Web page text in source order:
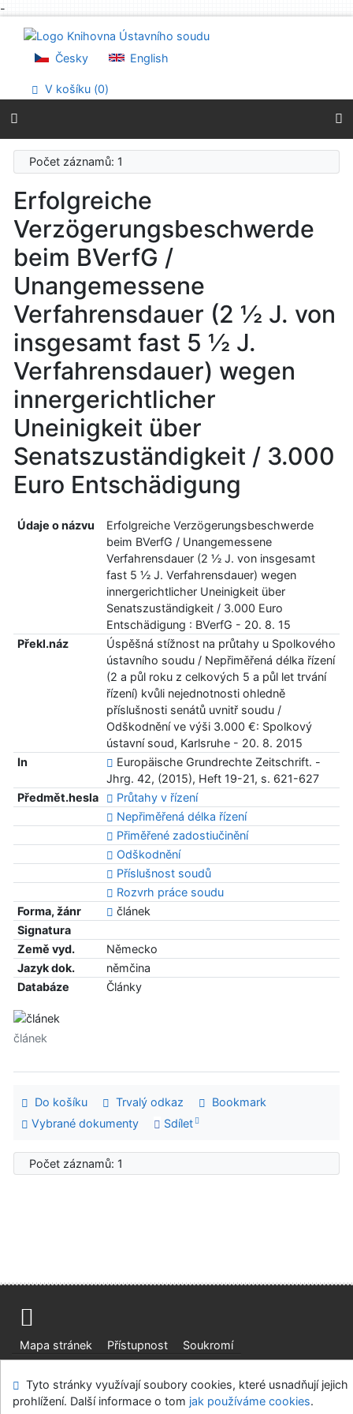
-
Přejít na menu
Prohlášení o webové přístupnosti
Česky English
V košíku (0)
Počet záznamů: 1
Erfolgreiche
Verzögerungsbeschwerde
beim BVerfG /
Unangemessene
Verfahrensdauer (2 ½ J. von
insgesamt fast 5 ½ J.
Verfahrensdauer) wegen
innergerichtlicher
Uneinigkeit über
Senatszuständigkeit / 3.000
Euro Entschädigung
Údaje o názvu
Erfolgreiche Verzögerungsbeschwerde
beim BVerfG / Unangemessene
Verfahrensdauer (2 ½ J. von insgesamt
fast 5 ½ J. Verfahrensdauer) wegen
innergerichtlicher Uneinigkeit über
Senatszuständigkeit / 3.000 Euro
Entschädigung : BVerfG - 20. 8. 15
Překl.náz
Úspěšná stížnost na průtahy u Spolkového
ústavního soudu / Nepřiměřená délka řízení
(2 a půl roku z celkových 5 a půl let trvání
řízení) kvůli nejednotnosti ohledně
příslušnosti senátů uvnitř soudu /
Odškodnění ve výši 3.000 €: Spolkový
ústavní soud, Karlsruhe - 20. 8. 2015
In
Europäische Grundrechte Zeitschrift. -
Jhrg. 42, (2015), Heft 19-21, s. 621-627
Předmět.hesla
Průtahy v řízení
Nepřiměřená délka řízení
Přiměřené zadostiučinění
Odškodnění
Příslušnost soudů
Rozvrh práce soudu
Forma, žánr
článek
Signatura
Země vyd.
Německo
Jazyk dok.
němčina
Databáze
Články
článek
Do košíku Trvalý odkaz
Bookmark
Vybrané dokumenty
Sdílet
Počet záznamů: 1
Mapa stránek Přístupnost
Soukromí
Ústavní soud, IČO: 48513687, se sídlem Joštova 625/8,
Tyto stránky využívají soubory cookies, které usnadňují jejich
prohlížení. Další informace o tom jak používáme cookies.